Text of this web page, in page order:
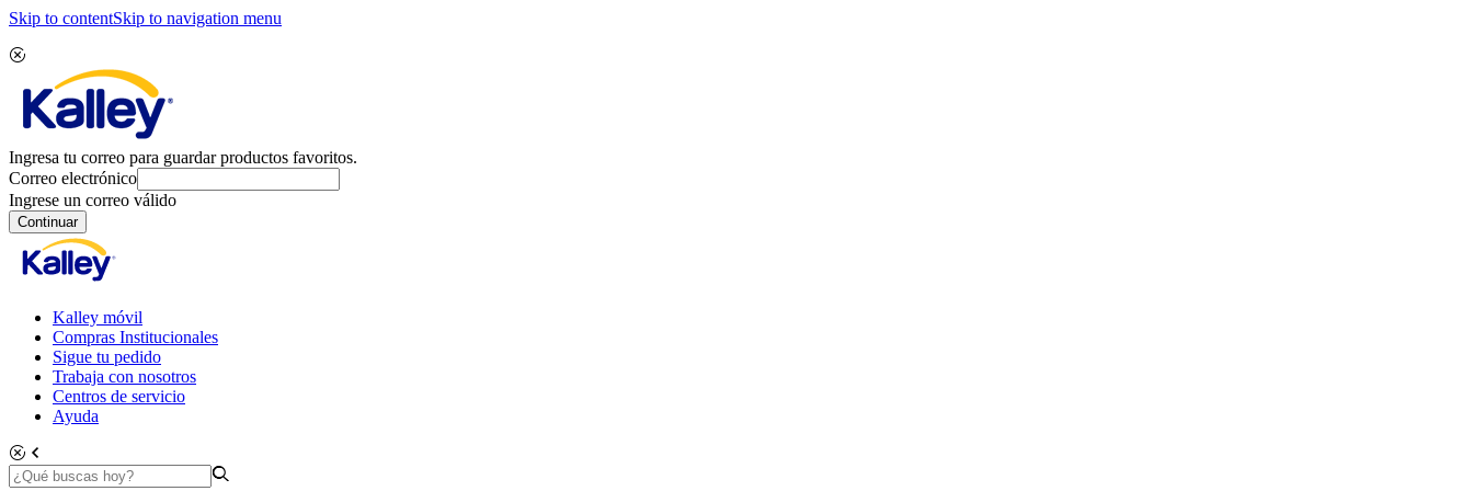
Skip to contentSkip to navigation menu
Ingresa tu correo para guardar productos favoritos.
Correo electrónico
Ingrese un correo válido
Continuar
Kalley móvil
Compras Institucionales
Sigue tu pedido
Trabaja con nosotros
Centros de servicio
Ayuda